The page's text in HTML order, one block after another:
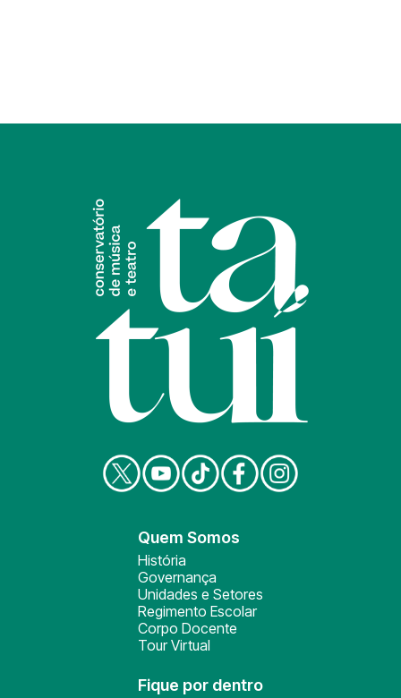
Quem Somos
História
Governança
Unidades e Setores
Regimento Escolar
Corpo Docente
Tour Virtual
Fique por dentro